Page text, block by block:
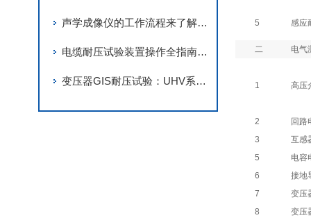
声学成像仪的工作流程来了解下！
电缆耐压试验装置操作全指南：安全与效率并重的关键要点
变压器GIS耐压试验：UHV系列串联谐振装置的操作流程与防护要点
5 感应
二 电气
1 高压
2
回路
3
互感
5
电容
6
接地
7
变压
8
变压